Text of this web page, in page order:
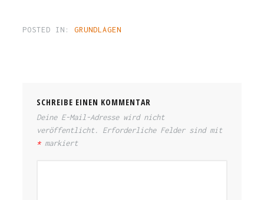
POSTED IN: GRUNDLAGEN
SCHREIBE EINEN KOMMENTAR
Deine E-Mail-Adresse wird nicht
veröffentlicht.
Erforderliche Felder sind mit
*markiert